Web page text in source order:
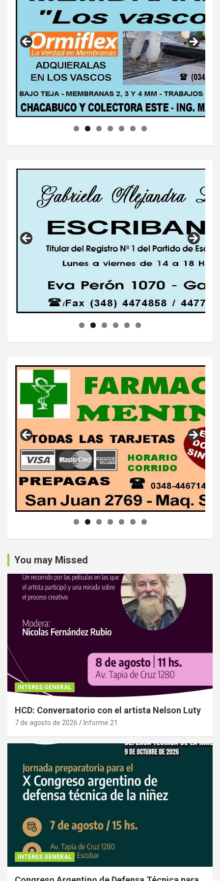
You may Missed
INTERES GENERAL
HCD: Conversatorio con el artista Nelson Luty
7 de agosto de 2026 Informe 21
INTERES GENERAL